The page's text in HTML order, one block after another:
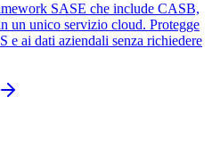
SASE che include CASB,
un unico servizio cloud. Protegge
e ai dati aziendali senza richiedere